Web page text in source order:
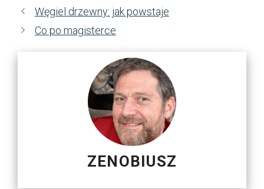
Węgiel drzewny: jak powstaje
Co po magisterce
ZENOBIUSZ